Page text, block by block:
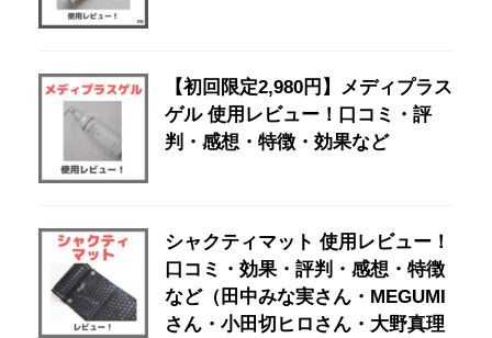
【初回限定2,980円】メディプラス
ゲル 使用レビュー！口コミ・評
判・感想・特徴・効果など
シャクティマット 使用レビュー！
口コミ・効果・評判・感想・特徴
など（田中みな実さん・MEGUMI
さん・小田切ヒロさん・大野真理